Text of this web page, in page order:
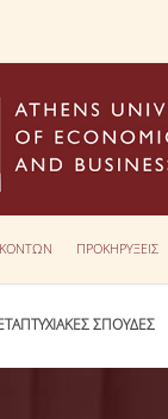
ΠΡΟΚΗΡΥΞΕΙΣ
ΣΠΟΥΔΕΣ